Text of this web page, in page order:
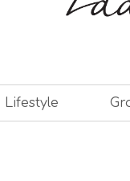
Lifestyle